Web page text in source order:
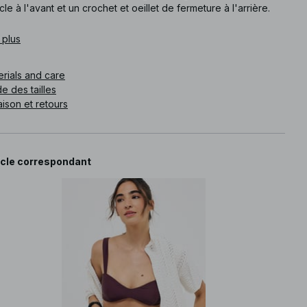
à l'avant et un crochet et oeillet de fermeture à l'arrière.
article
and care
des tailles
et retours
correspondant